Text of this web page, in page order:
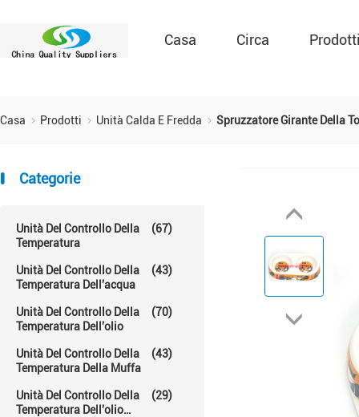
Casa Circa
Casa Prodotti Unità Calda E Fredda Spruzzatore Girante Della
Categorie
Unità Del Controllo Della
Temperatura
(67)
Unità Del Controllo Della
Temperatura Dell'acqua
(43)
Unità Del Controllo Della
Temperatura Dell'olio
(70)
Unità Del Controllo Della
Temperatura Della Muffa
(43)
Unità Del Controllo Della
Temperatura Dell'olio
(29)